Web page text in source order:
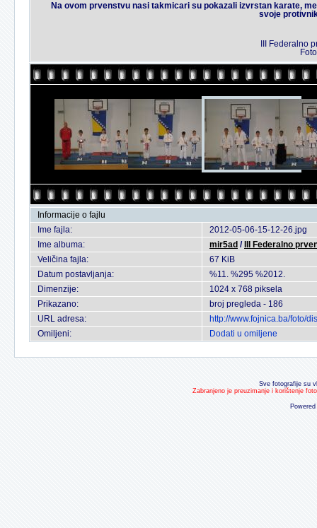
Na ovom prvenstvu nasi takmicari su pokazali izvrstan karate,
svoje
III Federalno
Informacije o fajlu
Ime fajla:
2012-05-06-15-12-26.jpg
Ime albuma:
mir5ad /
III Federalno
Veličina fajla:
67 KiB
Datum postavljanja:
%11. %295 %2012.
Dimenzije:
1024 x 768 piksela
Prikazano:
broj pregleda - 186
URL adresa:
http://www.fojnica.ba/foto/
Omiljeni:
Dodati u omiljene
Sve fotografije su
Zabranjeno je preuzimanje i korištenje